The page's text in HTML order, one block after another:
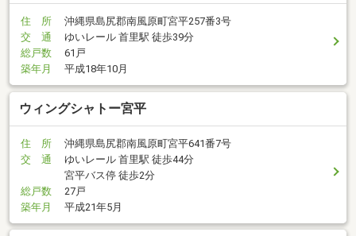
住 所
沖縄県島尻郡南風原町宮平257番3号
交 通
ゆいレール 首里駅 徒歩39分
総戸数
61戸
築年月
平成18年10月
ウィングシャトー宮平
住 所
沖縄県島尻郡南風原町宮平641番7号
交 通
ゆいレール 首里駅 徒歩44分
宮平バス停 徒歩2分
総戸数
27戸
築年月
平成21年5月